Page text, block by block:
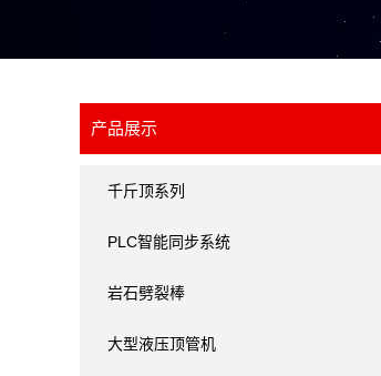
产品展示
千斤顶系列
PLC智能同步系统
岩石劈裂棒
大型液压顶管机